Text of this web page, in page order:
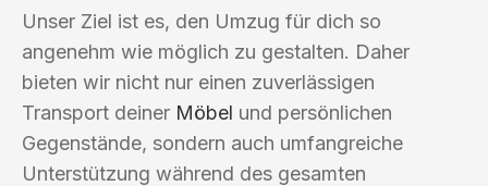
Unser Ziel ist es, den Umzug für dich so
angenehm wie möglich zu gestalten. Daher
bieten wir nicht nur einen zuverlässigen
Transport deiner Möbel und persönlichen
Gegenstände, sondern auch umfangreiche
Unterstützung während des gesamten